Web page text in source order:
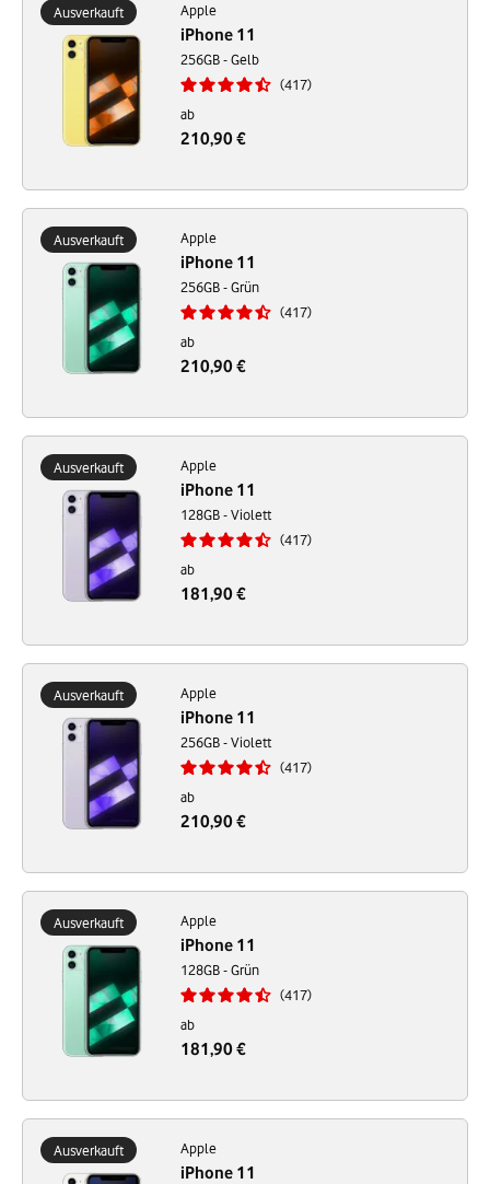
Ausverkauft Apple
iPhone 11
256GB - Gelb
417
ab
210,90 €
Ausverkauft Apple
iPhone 11
256GB - Grün
417
ab
210,90 €
Ausverkauft Apple
iPhone 11
128GB - Violett
417
ab
181,90 €
Ausverkauft Apple
iPhone 11
256GB - Violett
417
ab
210,90 €
Ausverkauft Apple
iPhone 11
128GB - Grün
417
ab
181,90 €
Ausverkauft Apple
iPhone 11